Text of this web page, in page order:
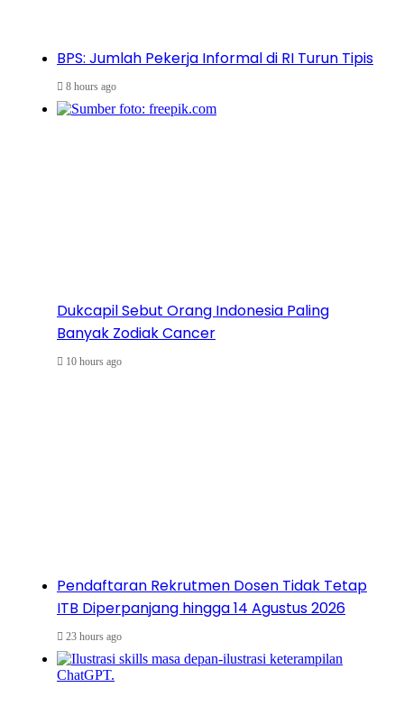
BPS: Jumlah Pekerja Informal di RI Turun Tipis
8 hours ago
Dukcapil Sebut Orang Indonesia Paling
Banyak Zodiak Cancer
10 hours ago
Pendaftaran Rekrutmen Dosen Tidak Tetap
ITB Diperpanjang hingga 14 Agustus 2026
23 hours ago